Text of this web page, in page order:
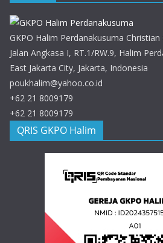
GKPO Halim Perdanakusuma Christian
Jalan Angkasa I, RT.1/RW.9, Halim
East Jakarta City, Jakarta, Indonesia
poukhalim@yahoo.co.id
+62 21 8009179
+62 21 8009179
QRIS GKPO Halim